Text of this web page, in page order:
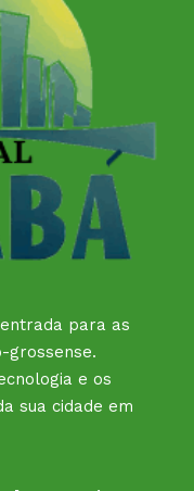
para as
grossense.
e os
sua cidade em